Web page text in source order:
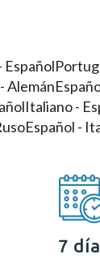
Español
Alemán
Italiano -
Español -
7